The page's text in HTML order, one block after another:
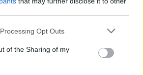
website/app uses one or more Google
or usage behaviour. You may click to
to Google and its third-party tags to
specified purposes in below Google
Opt Outs
of the Sharing of my